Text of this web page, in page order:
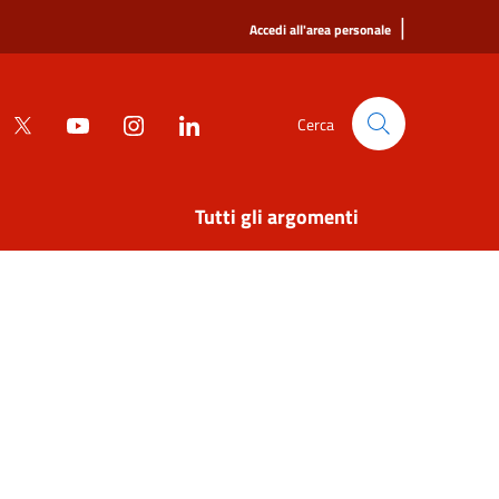
Accedi all'area personale |
Cerca
Tutti gli argomenti